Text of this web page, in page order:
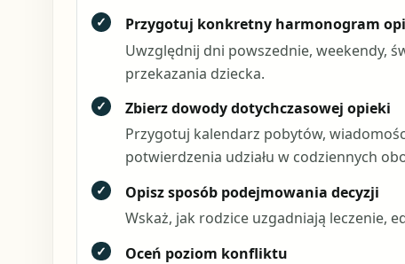
✓
Przygotuj konkretny harmonogram
Uwzględnij dni powszednie, weekendy,
przekazania dziecka.
✓
Zbierz dowody dotychczasowej opieki
Przygotuj kalendarz pobytów,
potwierdzenia udziału w codziennych
✓
Opisz sposób podejmowania decyzji
Wskaż, jak rodzice uzgadniają leczenie,
✓
Oceń poziom konfliktu